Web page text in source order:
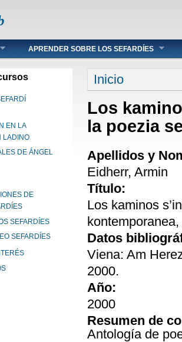
APRENDER SOBRE LOS SEFARDÍES
EN LA
LADINO
DE ÁNGEL
DE
SEFARDÍES
SEFARDÍES
Se encuentra
Inicio
Los
la poezia
Apellidos y
Eidherr, Armin
Título:
Los kaminos
kontemporanea,
Datos
Viena: Am
2000.
Año:
2000
Resumen de
Antología de